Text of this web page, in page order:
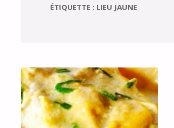
ÉTIQUETTE : LIEU JAUNE